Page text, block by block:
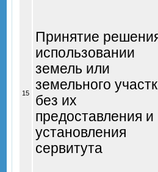
15
Принятие
использовании
земель или
земельного
без их
предоставления и
установления
сервитута